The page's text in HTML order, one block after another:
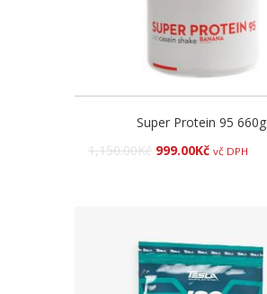
Super Protein 95 660g
1,150.00Kč 999.00Kč vč DPH